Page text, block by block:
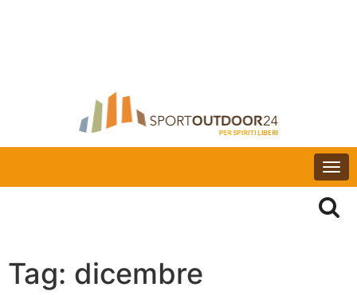
Tag: dicembre